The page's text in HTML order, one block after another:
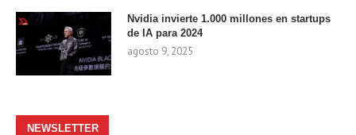
Nvidia invierte 1.000 millones en startups
de IA para 2024
agosto 9, 2025
NEWSLETTER